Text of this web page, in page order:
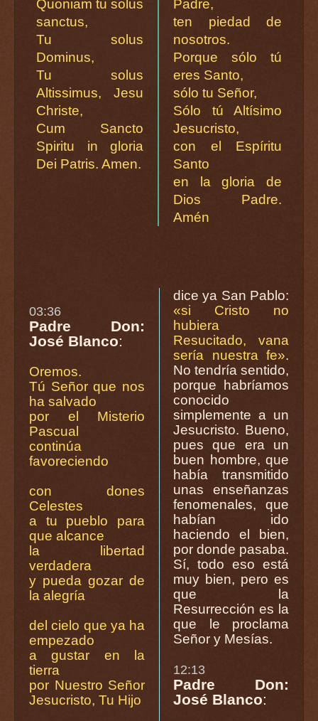
Quoniam tu solus
sanctus,
Tu solus
Dominus,
Tu solus
Altissimus, Jesu
Christe,
Cum Sancto
Spiritu in gloria
Dei Patris. Amen.
Padre,
ten piedad de
nosotros.
Porque sólo tú
eres Santo,
sólo tu Señor,
Sólo tú Altísimo
Jesucristo,
con el Espíritu
Santo
en la gloria de
Dios Padre.
Amén
03:36
Padre Don:
José Blanco:
Oremos.
Tú Señor que nos
ha salvado
por el Misterio
Pascual
continúa
favoreciendo
con dones
Celestes
a tu pueblo para
que alcance
la libertad
verdadera
y pueda gozar de
la alegría
del cielo que ya ha
empezado
a gustar en la
tierra
por Nuestro Señor
Jesucristo, Tu Hijo
dice ya San Pablo:
«si Cristo no
hubiera
Resucitado, vana
sería nuestra fe».
No tendría sentido,
porque habríamos
conocido
simplemente a un
Jesucristo. Bueno,
pues que era un
buen hombre, que
había transmitido
unas enseñanzas
fenomenales, que
habían ido
haciendo el bien,
por donde pasaba.
Sí, todo eso está
muy bien, pero es
que la
Resurrección es la
que le proclama
Señor y Mesías.
12:13
Padre Don:
José Blanco: